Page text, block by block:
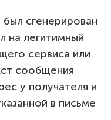
сгенерирован
на легитимный
сервиса или
сообщения
у получателя и
в письме